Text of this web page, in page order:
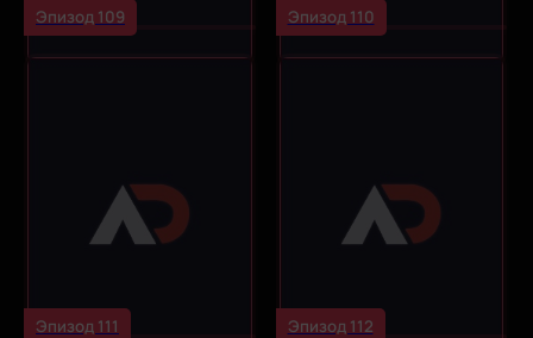
Эпизод 109 Эпизод 110
Эпизод 111 Эпизод 112